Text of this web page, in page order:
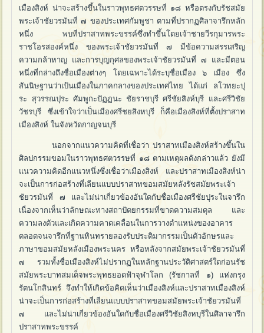
เมืองสิงห์ น่าจะสร้างขึ้นในราวพุทธศตวรรษที่ ๑๘ หรือตรงกับรัชสมัย
พระเจ้าชัยวรมันที่ ๗ ของประเทศกัมพูชา ตามที่ปรากฏศิลาจารึกหลัก
หนึ่ง พบที่ปราสาทพระขรรค์ซึ่งทำขึ้นโดยเจ้าชายวีรกุมารพระ
ราชโอรสองค์หนึ่ง ของพระเจ้าชัยวรมันที่ ๗ มีข้อความสรรเสริญ
ความกล้าหาญ และการบุญกุศลของพระเจ้าชัยวรมันที่ ๗ และมีตอน
หนึ่งที่กล่างถึงชื่อเมืองต่างๆ โดยเฉพาะได้ระบุชื่อเมือง ๖ เมือง ซึ่ง
สันนิษฐานว่าเป้นเมืองในภาคกลางของประเทศไทย ได้แก่ ลโวทยะปุ
ระ สุวรรณปุระ ศัมพูกะปัฏฏนะ ชัยราชบุรี ศรีชัยสิงห์บุรี และศรีวิชัย
วัชรบุรี ซึ่งเข้าใจว่าเป็นเมืองศรีชยสิงหบุรี ก็คือเมืองสิงห์ที่ตั้งปราสาท
เมืองสิงห์ ในจังหวัดกาญจนบุรี
นอกจากแนวความคิดที่เชื่อว่า ปราสาทเมืองสิงห์สร้างขึ้นใน
ศิลปกรรมขอมในราวพุทธศตวรรษที่ ๑๘ ตามเหตุผลดังกล่าวแล้ว ยังมี
แนวความคิดอีกแนวหนึ่งซึ่งเชื่อว่าเมืองสิงห์ และปราสาทเมืองสิงห์น่า
จะเป็นการก่อสร้างที่เลียนแบบปราสาทขอมสมัยหลังรัชสมัยพระเจ้า
ชัยวรมันที่ ๗ และไม่น่าเกี่ยวข้องอันใดกับชื่อเมืองศรีชัยปุระในจารึก
เนื่องจากเห็นว่าลักษณะทางสถาปัตยกรรมที่ขาดความสมดุล และ
ความลงตัวและเกิดความคาดเคลื่อนในการวางตำแหน่งของอาคาร
ตลอดจนจารึกที่ฐานหินทรายลองรับประติมากรรมเป็นตัวอักษรและ
ภาษาขอมสมัยหลังเมืองพระนคร หรือหลังจากสมัยพระเจ้าชัยวรมันที่
๗ รวมทั้งชื่อเมืองสิงห์ไม่ปรากฏในหลักฐานประวัติศาสตร์ใดก่อนรัช
สมัยพระบาทสมเด็จพระพุทธยอดฟ้าจุฬาโลก (รัชกาลที่ ๑) แห่งกรุง
รัตนโกสินทร์ จึงทำให้เกิดข้อคิดเห็นว่าเมืองสิงห์และปราสาทเมืองสิงห์
น่าจะเป็นการก่อสร้างที่เลียนแบบปราสาทขอมสมัยพระเจ้าชัยวรมันที่
๗ และไม่น่าเกี่ยวข้องอันใดกับชื่อเมืองศรีวิชัยสิงหบุรีในศิลาจารึก
ปราสาทพระขรรค์